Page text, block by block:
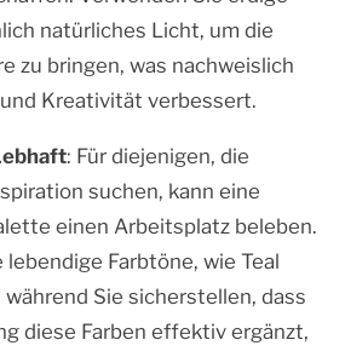
natürliches Licht, um die
zu bringen, was nachweislich
Kreativität verbessert.
: Für diejenigen, die
suchen, kann eine
einen Arbeitsplatz beleben.
Farbtöne, wie Teal
Sie sicherstellen, dass
diese Farben effektiv ergänzt,